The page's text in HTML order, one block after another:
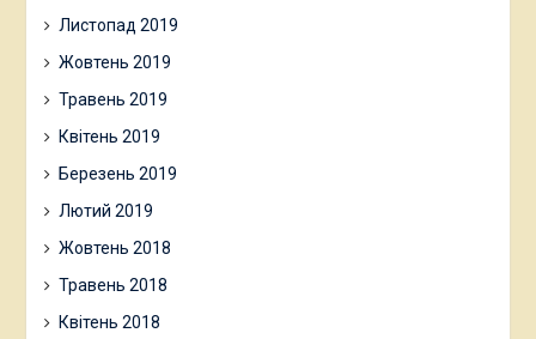
Листопад 2019
Жовтень 2019
Травень 2019
Квітень 2019
Березень 2019
Лютий 2019
Жовтень 2018
Травень 2018
Квітень 2018